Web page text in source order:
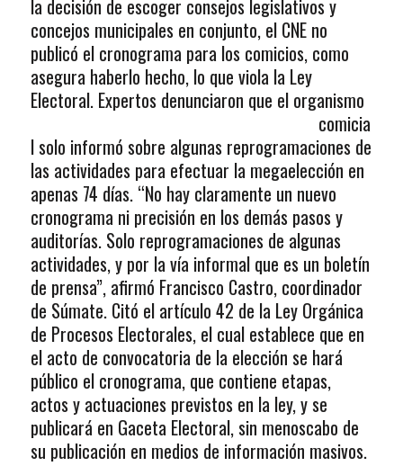
la decisión de escoger consejos legislativos y
concejos municipales en conjunto, el CNE no
publicó el cronograma para los comicios, como
asegura haberlo hecho, lo que viola la Ley
Electoral. Expertos denunciaron que el organismo
comicia
l solo informó sobre algunas reprogramaciones de
las actividades para efectuar la megaelección en
apenas 74 días. “No hay claramente un nuevo
cronograma ni precisión en los demás pasos y
auditorías. Solo reprogramaciones de algunas
actividades, y por la vía informal que es un boletín
de prensa”, afirmó Francisco Castro, coordinador
de Súmate. Citó el artículo 42 de la Ley Orgánica
de Procesos Electorales, el cual establece que en
el acto de convocatoria de la elección se hará
público el cronograma, que contiene etapas,
actos y actuaciones previstos en la ley, y se
publicará en Gaceta Electoral, sin menoscabo de
su publicación en medios de información masivos.